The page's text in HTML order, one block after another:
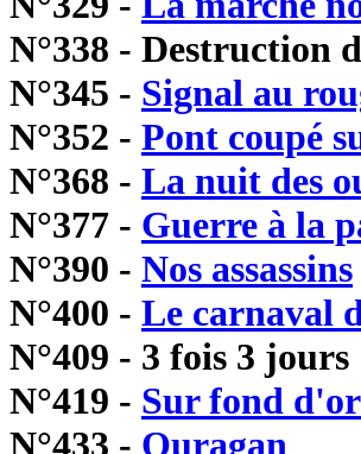
N°338 - Destruction
N°345 - Signal au
N°352 - Pont coupé
N°368 - La nuit des
N°377 - Guerre à la
N°390 - Nos assassins
N°400 - Le carnaval
N°409 - 3 fois 3 jours
N°419 - Sur fond
N°433 - Ouragan